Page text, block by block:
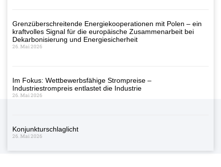
Grenzüberschreitende Energiekooperationen mit Polen – ein
kraftvolles Signal für die europäische Zusammenarbeit bei
Dekarbonisierung und Energiesicherheit
26. Mai 2026
Im Fokus: Wettbewerbsfähige Strompreise –
Industriestrompreis entlastet die Industrie
26. Mai 2026
Konjunkturschlaglicht
26. Mai 2026